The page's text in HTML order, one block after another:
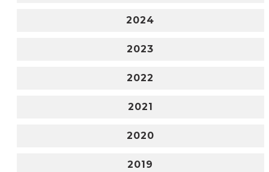
2024
2023
2022
2021
2020
2019